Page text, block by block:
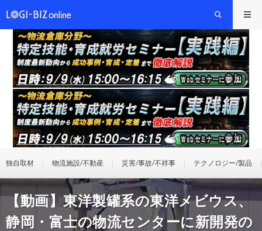
独自取材 物流施設/不動産 災害/事故/不祥事 テクノロジー/製品
【動画】東洋製罐系の東洋メビウス、
静岡・富士の物流センターに新開発の